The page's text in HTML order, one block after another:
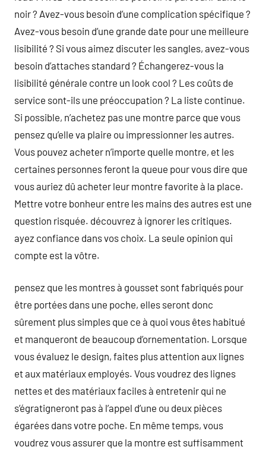
noir ? Avez-vous besoin d’une complication spécifique ?
Avez-vous besoin d’une grande date pour une meilleure
lisibilité ? Si vous aimez discuter les sangles, avez-vous
besoin d’attaches standard ? Échangerez-vous la
lisibilité générale contre un look cool ? Les coûts de
service sont-ils une préoccupation ? La liste continue.
Si possible, n’achetez pas une montre parce que vous
pensez qu’elle va plaire ou impressionner les autres.
Vous pouvez acheter n’importe quelle montre, et les
certaines personnes feront la queue pour vous dire que
vous auriez dû acheter leur montre favorite à la place.
Mettre votre bonheur entre les mains des autres est une
question risquée. découvrez à ignorer les critiques.
ayez confiance dans vos choix. La seule opinion qui
compte est la vôtre.
pensez que les montres à gousset sont fabriqués pour
être portées dans une poche, elles seront donc
sûrement plus simples que ce à quoi vous êtes habitué
et manqueront de beaucoup d’ornementation. Lorsque
vous évaluez le design, faites plus attention aux lignes
et aux matériaux employés. Vous voudrez des lignes
nettes et des matériaux faciles à entretenir qui ne
s’égratigneront pas à l’appel d’une ou deux pièces
égarées dans votre poche. En même temps, vous
voudrez vous assurer que la montre est suffisamment